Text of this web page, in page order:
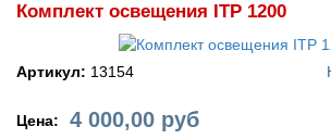
Комплект освещения ITP 1200
Артикул: 13154
Цена: 4 000,00 руб